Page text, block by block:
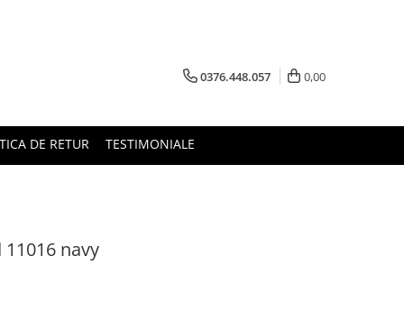
0376.448.057 0,00
DE RETUR TESTIMONIALE
navy